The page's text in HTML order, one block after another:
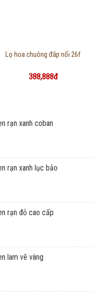
Thông tin chi tiết
Lọ hoa chuông đắp nổi 26f
388,888đ
rạn xanh coban
rạn xanh lục bảo
rạn đỏ cao cấp
lam vẽ vàng